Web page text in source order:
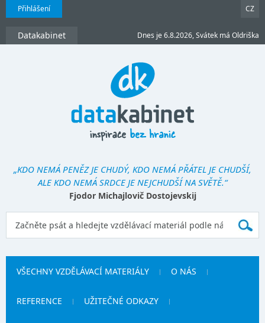
Přihlášení CZ
Datakabinet Dnes je 6.8.2026, Svátek má Oldriška
„KDO NEMÁ PENĚZ JE CHUDÝ, KDO NEMÁ PŘÁTEL JE CHUDŠÍ,
ALE KDO NEMÁ SRDCE JE NEJCHUDŠÍ NA SVĚTĚ.“
Fjodor Michajlovič Dostojevskij
VŠECHNY VZDĚLÁVACÍ MATERIÁLY O NÁS
REFERENCE UŽITEČNÉ ODKAZY